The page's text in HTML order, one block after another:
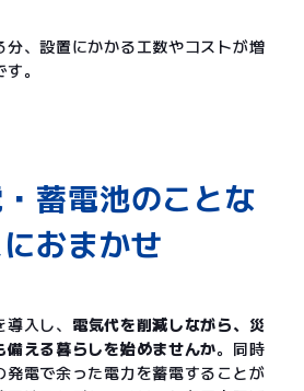
分、設置にかかる工数やコストが増
。
蓄電池のことな
おまかせ
入し、 電気代を削減しながら、災
える暮らしを始めませんか。同時
発電で余った電力を蓄電することが